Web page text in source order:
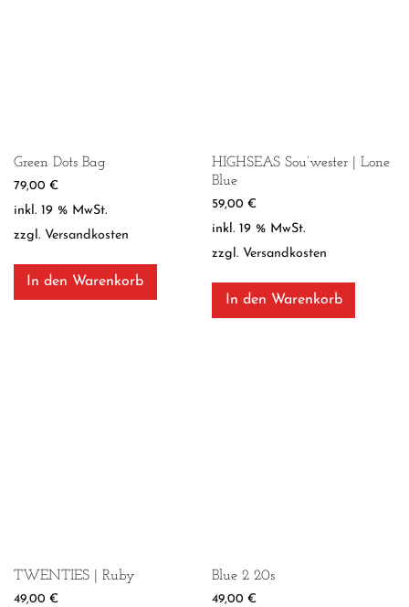
Green Dots Bag
79,00 €
inkl. 19 % MwSt.
zzgl. Versandkosten
In den Warenkorb
HIGHSEAS Sou’wester | Lone
Blue
59,00€
inkl. 19 % MwSt.
zzgl. Versandkosten
In den Warenkorb
TWENTIES | Ruby
49,00 €
Blue 2 20s
49,00€